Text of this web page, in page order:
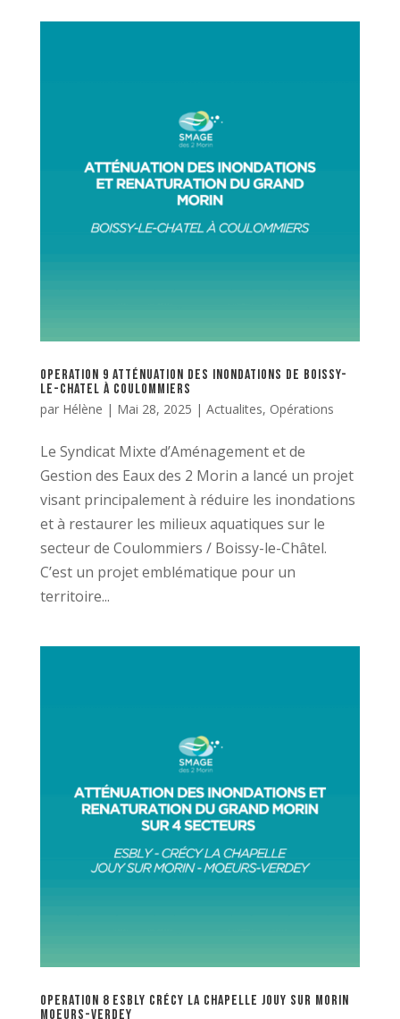
OPERATION 9 ATTÉNUATION DES INONDATIONS DE BOISSY-
LE-CHATEL À COULOMMIERS
par Hélène | Mai 28, 2025 | Actualites, Opérations
Le Syndicat Mixte d’Aménagement et de
Gestion des Eaux des 2 Morin a lancé un projet
visant principalement à réduire les inondations
et à restaurer les milieux aquatiques sur le
secteur de Coulommiers / Boissy-le-Châtel.
C’est un projet emblématique pour un
territoire...
OPERATION 8 ESBLY CRÉCY LA CHAPELLE JOUY SUR MORIN
MOEURS-VERDEY